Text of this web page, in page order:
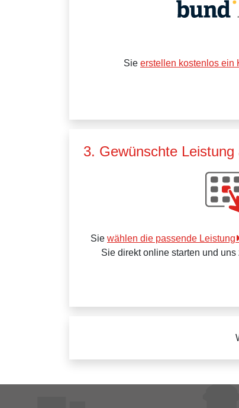
Sie erstellen kostenlos ein
3. Gewünschte Leistung
Sie wählen die passende Leistung
Sie direkt online starten und uns